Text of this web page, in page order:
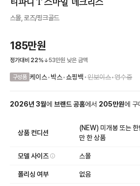
스몰, 로즈/핑크골드
185만원
정가대비 22% 53만원 낮은 금액
구성품 케이스•박스•쇼핑백•인보이스•영수증
2026년 3월에 브랜드 공홈에서 205만원에 구
상품 컨디션
(NEW) 미개봉 또는
만 한 상품
모델 사이즈 스몰
폴리싱 여부 없음